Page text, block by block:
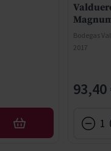
AÑADIR
Bodegas
2017
93,40